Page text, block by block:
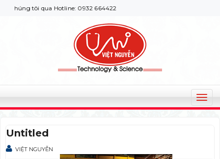
tôi qua Hotline: 0932 664422
T
o
Untitled
VIỆT NGUYỄN